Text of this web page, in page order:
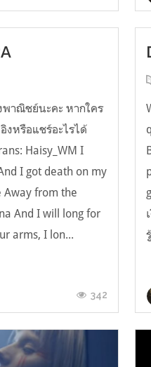
าณิชย์นะคะ หากใคร
งหรือแชร์อะไรได้
Haisy_WM I
I got death on my
Away from the
And I will long for
arms, I lon...
342